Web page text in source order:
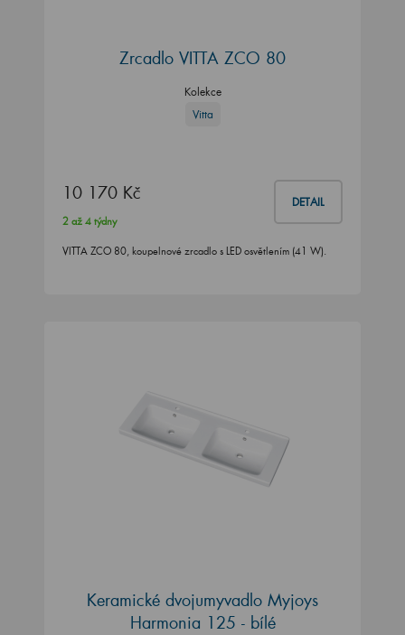
Zrcadlo VITTA ZCO 80
Kolekce
Vitta
10 170 Kč DETAIL
2 až 4 týdny
VITTA ZCO 80, koupelnové zrcadlo s LED osvětlením (41 W).
Keramické dvojumyvadlo Myjoys
Harmonia 125 - bílé